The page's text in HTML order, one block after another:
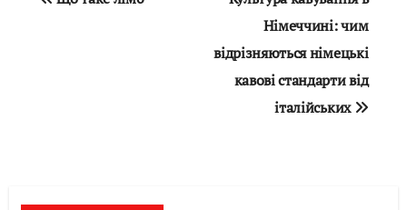
Німеччині: чим
відрізняються німецькі
кавові стандарти від
італійських